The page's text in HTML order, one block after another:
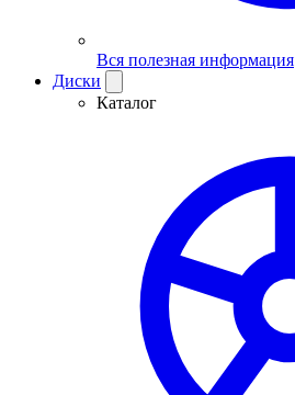
Вся полезная информация
Диски
Каталог